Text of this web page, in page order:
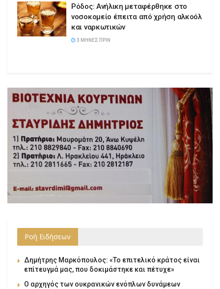
Ρόδος: Ανήλικη μεταφέρθηκε στο
νοσοκομείο έπειτα από χρήση αλκοόλ
και ναρκωτικών
3 ΜΉΝΕΣ ΠΡΙΝ
Ροή Ειδήσεων
Δημήτρης Μαρκόπουλος: «Το επιτελικό κράτος είναι
επίτευγμά μας, που δοκιμάστηκε και πέτυχε»
Ο αρχηγός των ουκρανικών ενόπλων δυνάμεων